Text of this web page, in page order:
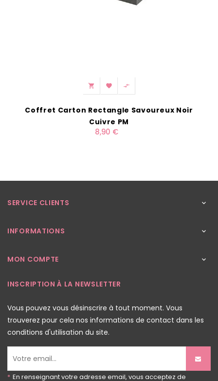
  
Coffret Carton Rectangle Savoureux Noir
Cuivre PM
8,90 €
SERVICE CLIENTS 
INFORMATIONS 
MON COMPTE 
INSCRIPTION À LA NEWSLETTER
Vous pouvez vous désinscrire à tout moment. Vous
trouverez pour cela nos informations de contact dans les
conditions d'utilisation du site.
* En renseignant votre adresse email, vous acceptez de